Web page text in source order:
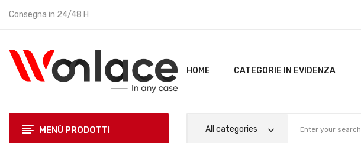
Consegna in 24/48 H
HOME CATEGORIE IN EVIDENZA
MENÙ PRODOTTI